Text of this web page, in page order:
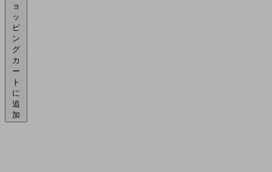
ョ
ッ
ピ
ン
グ
カ
ー
ト
に
追
加